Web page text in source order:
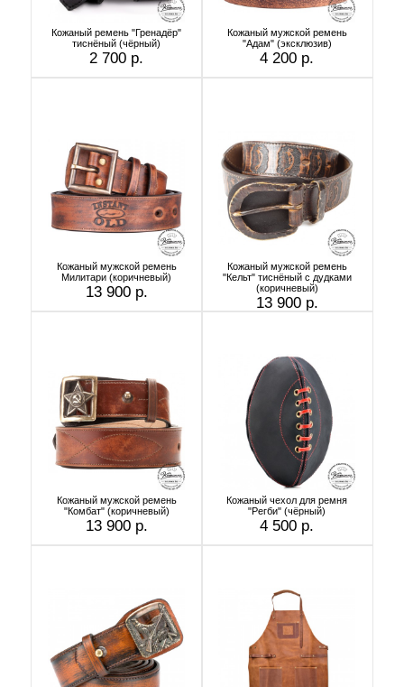
Кожаный ремень "Гренадёр"
тиснёный (чёрный)
2 700 р.
Кожаный мужской ремень
"Адам" (эксклюзив)
4 200 р.
Кожаный мужской ремень
Милитари (коричневый)
13 900 р.
Кожаный мужской ремень
"Кельт" тиснёный с дудками
(коричневый)
13 900 р.
Кожаный мужской ремень
"Комбат" (коричневый)
13 900 р.
Кожаный чехол для ремня
"Регби" (чёрный)
4 500 р.